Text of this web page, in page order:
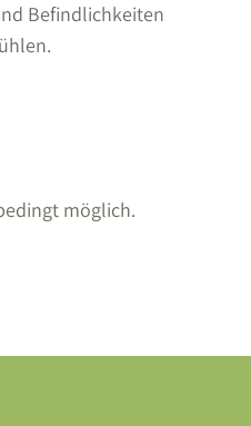
Befindlichkeiten
möglich.